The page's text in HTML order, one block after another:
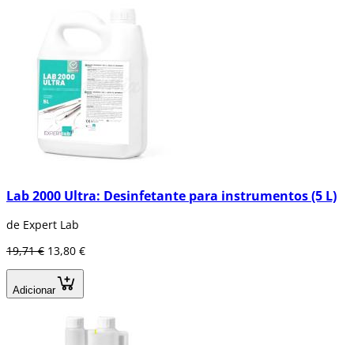
Lab 2000 Ultra: Desinfetante para instrumentos (5 L)
de Expert Lab
19,71 € 13,80 €
Adicionar